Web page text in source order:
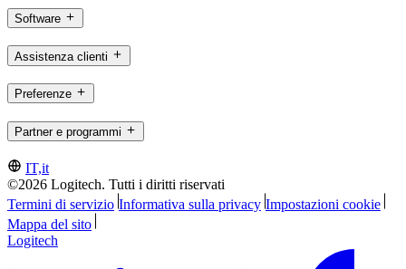
Software
Assistenza clienti
Preferenze
Partner e programmi
IT,it
©2026 Logitech. Tutti i diritti riservati
Termini di servizio Informativa sulla privacy Impostazioni cookie
Mappa del sito
Logitech